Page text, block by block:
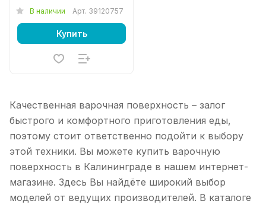
В наличии Арт. 39120757
Купить
Качественная варочная поверхность – залог
быстрого и комфортного приготовления еды,
поэтому стоит ответственно подойти к выбору
этой техники. Вы можете купить варочную
поверхность в Калининграде в нашем интернет-
магазине. Здесь Вы найдёте широкий выбор
моделей от ведущих производителей. В каталоге